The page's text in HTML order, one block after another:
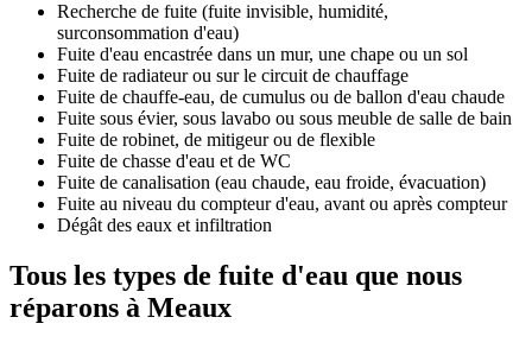
Recherche de fuite (fuite invisible, humidité,
surconsommation d'eau)
Fuite d'eau encastrée dans un mur, une chape ou un sol
Fuite de radiateur ou sur le circuit de chauffage
Fuite de chauffe-eau, de cumulus ou de ballon d'eau chaude
Fuite sous évier, sous lavabo ou sous meuble de salle de bain
Fuite de robinet, de mitigeur ou de flexible
Fuite de chasse d'eau et de WC
Fuite de canalisation (eau chaude, eau froide, évacuation)
Fuite au niveau du compteur d'eau, avant ou après compteur
Dégât des eaux et infiltration
Tous les types de fuite d'eau que nous
réparons à Meaux